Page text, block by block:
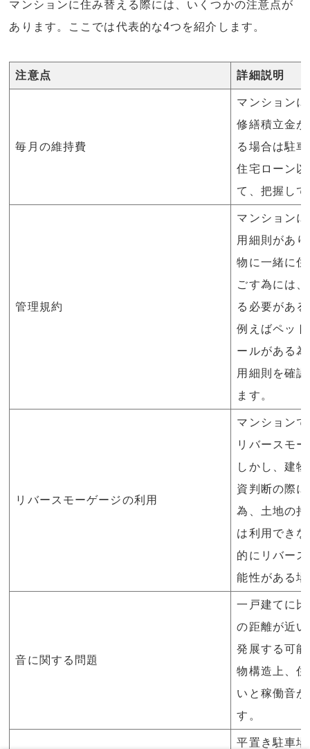
マンションに住み替える際には、いくつかの注意点が
あります。ここでは代表的な4つを紹介します。
注意点 詳細説明
毎月の維持費
マンション
修繕積立金
る場合は駐
住宅ローン
て、把握し
管理規約
マンション
用細則があ
物に一緒に
ごす為には
る必要があ
例えばペッ
ールがある
用細則を確
ます。
リバースモーゲージの利用
マンション
リバースモ
しかし、建
資判断の際
為、土地の
は利用でき
的にリバー
能性がある
音に関する問題
一戸建てに
の距離が近
発展する可
物構造上、
いと稼働音
す。
平置き駐車